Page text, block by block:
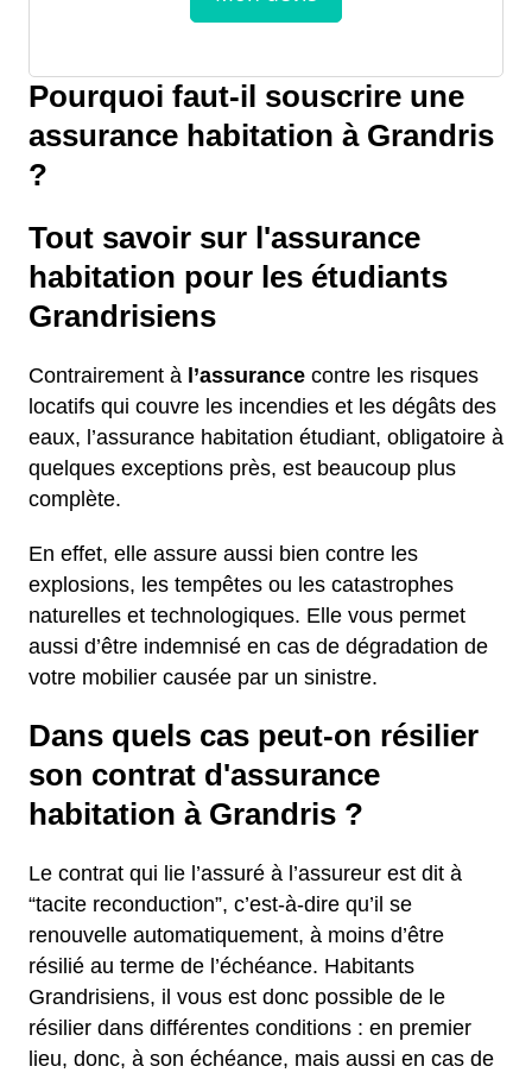
Pourquoi faut-il souscrire une
assurance habitation à Grandris
?
Tout savoir sur l'assurance
habitation pour les étudiants
Grandrisiens
Contrairement à l’assurance contre les risques
locatifs qui couvre les incendies et les dégâts des
eaux, l’assurance habitation étudiant, obligatoire à
quelques exceptions près, est beaucoup plus
complète.
En effet, elle assure aussi bien contre les
explosions, les tempêtes ou les catastrophes
naturelles et technologiques. Elle vous permet
aussi d’être indemnisé en cas de dégradation de
votre mobilier causée par un sinistre.
Dans quels cas peut-on résilier
son contrat d'assurance
habitation à Grandris ?
Le contrat qui lie l’assuré à l’assureur est dit à
“tacite reconduction”, c’est-à-dire qu’il se
renouvelle automatiquement, à moins d’être
résilié au terme de l’échéance. Habitants
Grandrisiens, il vous est donc possible de le
résilier dans différentes conditions : en premier
lieu, donc, à son échéance, mais aussi en cas de